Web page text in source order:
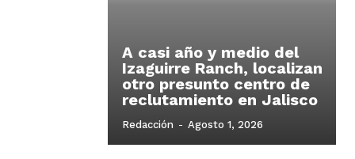
A casi año y medio del
Izaguirre Ranch, localizan
otro presunto centro de
reclutamiento en Jalisco
Redacción - Agosto 1, 2026